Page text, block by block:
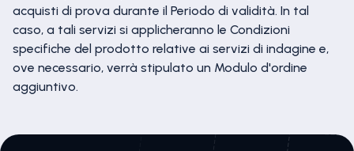
acquisti di prova durante il Periodo di validità. In tal
caso, a tali servizi si applicheranno le Condizioni
specifiche del prodotto relative ai servizi di indagine e,
ove necessario, verrà stipulato un Modulo d'ordine
aggiuntivo.